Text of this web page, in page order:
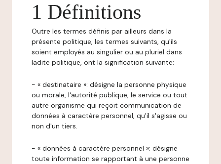
1 Définitions
Outre les termes définis par ailleurs dans la
présente politique, les termes suivants, qu'ils
soient employés au singulier ou au pluriel dans
ladite politique, ont la signification suivante:
- « destinataire »: désigne la personne physique
ou morale, l'autorité publique, le service ou tout
autre organisme qui reçoit communication de
données à caractère personnel, qu'il s'agisse ou
non d'un tiers.
- « données à caractère personnel »: désigne
toute information se rapportant à une personne